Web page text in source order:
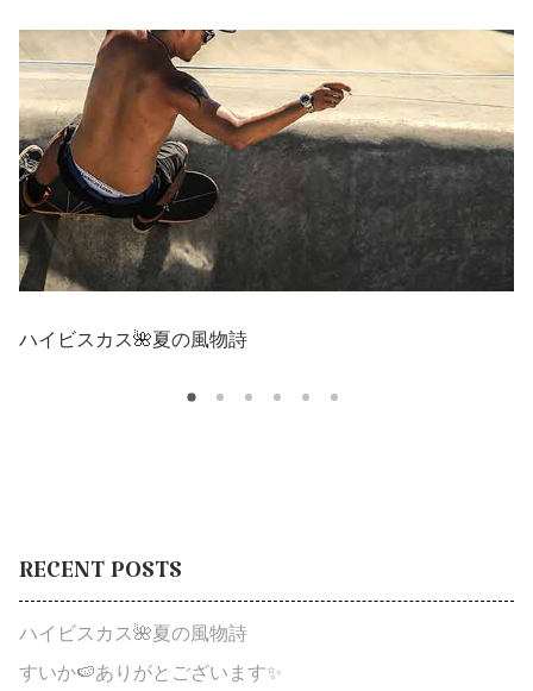
ハイビスカス🌺夏の風物詩
RECENT POSTS
ハイビスカス🌺夏の風物詩
すいか🍉ありがとございます✨